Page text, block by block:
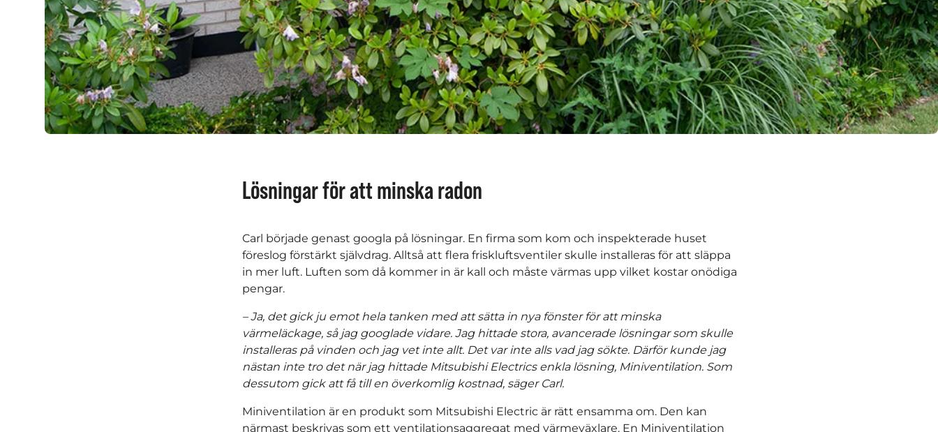
Lösningar för att minska radon
Carl började genast googla på lösningar. En firma som kom och inspekterade huset
föreslog förstärkt självdrag. Alltså att flera friskluftsventiler skulle installeras för att släppa
in mer luft. Luften som då kommer in är kall och måste värmas upp vilket kostar onödiga
pengar.
– Ja, det gick ju emot hela tanken med att sätta in nya fönster för att minska
värmeläckage, så jag googlade vidare. Jag hittade stora, avancerade lösningar som skulle
installeras på vinden och jag vet inte allt. Det var inte alls vad jag sökte. Därför kunde jag
nästan inte tro det när jag hittade Mitsubishi Electrics enkla lösning, Miniventilation. Som
dessutom gick att få till en överkomlig kostnad, säger Carl.
Miniventilation är en produkt som Mitsubishi Electric är rätt ensamma om. Den kan
närmast beskrivas som ett ventilationsaggregat med värmeväxlare. En Miniventilation